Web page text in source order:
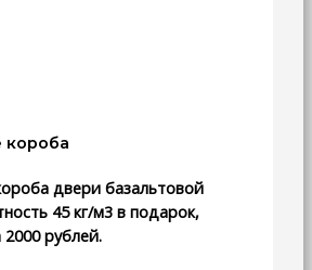
короба
двери базальтовой
45 кг/м3 в подарок,
рублей.